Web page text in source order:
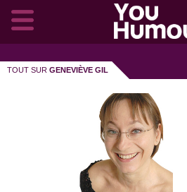
TOUT SUR GENEVIÈVE GIL